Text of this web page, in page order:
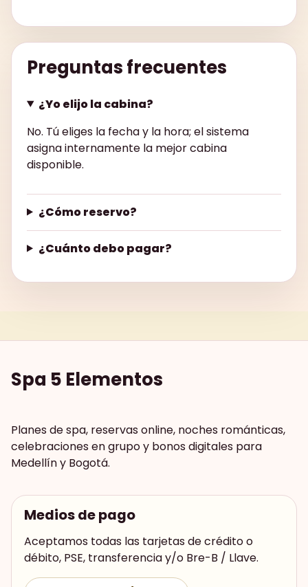
Preguntas frecuentes
¿Yo elijo la cabina?
No. Tú eliges la fecha y la hora; el sistema
asigna internamente la mejor cabina
disponible.
¿Cómo reservo?
¿Cuánto debo pagar?
Spa 5 Elementos
Planes de spa, reservas online, noches románticas,
celebraciones en grupo y bonos digitales para
Medellín y Bogotá.
Medios de pago
Aceptamos todas las tarjetas de crédito o
débito, PSE, transferencia y/o Bre-B / Llave.